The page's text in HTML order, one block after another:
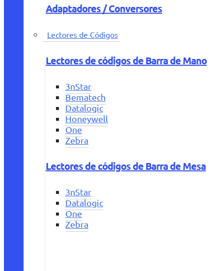
Adaptadores / Conversores
Lectores de Códigos
Lectores de códigos de Barra de Mano
3nStar
Bematech
Datalogic
Honeywell
One
Zebra
Lectores de códigos de Barra de Mesa
3nStar
Datalogic
One
Zebra